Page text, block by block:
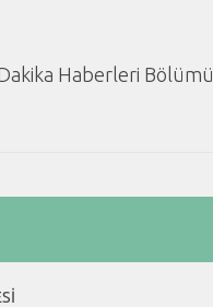
Haberleri Bölümü